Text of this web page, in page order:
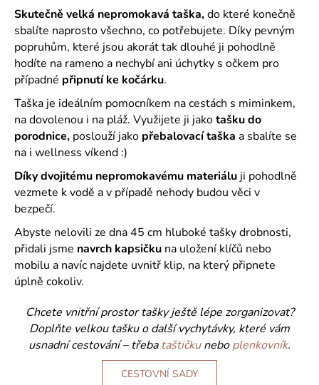
hvězdiček.
Skutečně velká nepromokavá taška,do které konečně
sbalíte naprosto všechno, co potřebujete. Díky pevným
popruhům, které jsou akorát tak dlouhé ji pohodlně
hodíte na rameno a nechybí ani úchytky s očkem pro
případné připnutí ke kočárku.
Taška je ideálním pomocníkem na cestách s miminkem,
na dovolenou i na pláž. Využijete ji jakotašku do
porodnice, poslouží jako přebalovací taška a sbalíte se
na i wellness víkend :)
Díky dvojitému nepromokavému materiálu ji pohodlně
vezmete k vodě a v případě nehody budou věci v
bezpečí.
Abyste nelovili ze dna 45 cm hluboké tašky drobnosti,
přidali jsme navrch kapsičku na uložení klíčů nebo
mobilu a navíc najdete uvnitř klip, na který připnete
úplně cokoliv.
Chcete vnitřní prostor tašky ještě lépe zorganizovat?
Doplňte velkou tašku o další vychytávky, které vám
usnadní cestování – třeba taštičkuneboplenkovník.
CESTOVNÍ SADY
p
o
r
u
č
u
j
e
m
e